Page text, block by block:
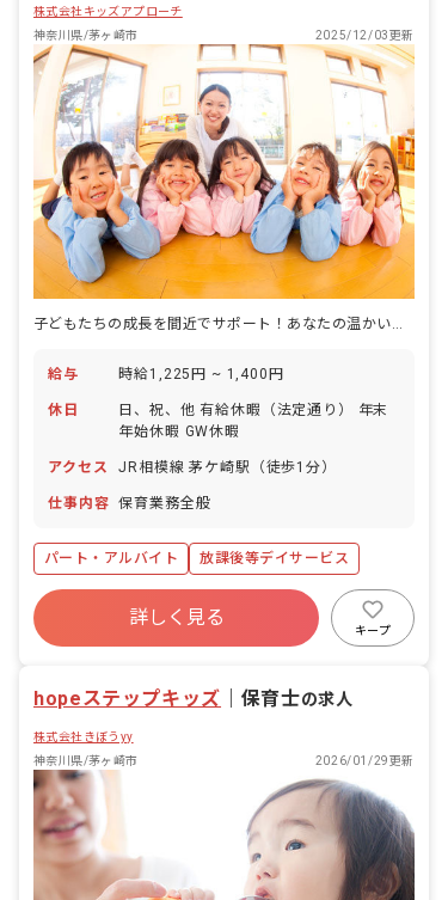
株式会社キッズアプローチ
神奈川県/茅ヶ崎市
2025/12/03更新
子どもたちの成長を間近でサポート！あなたの温かい心が輝く場所がここにあります。
給与 時給1,225円 ~ 1,400円
休日
日、祝、他 有給休暇（法定通り） 年末
年始休暇 GW休暇
アクセス JR相模線 茅ケ崎駅（徒歩1分）
仕事内容 保育業務全般
パート・アルバイト 放課後等デイサービス
詳しく見る
キープ
hopeステップキッズ 保育士の求人
株式会社きぼうyy
神奈川県/茅ヶ崎市
2026/01/29更新